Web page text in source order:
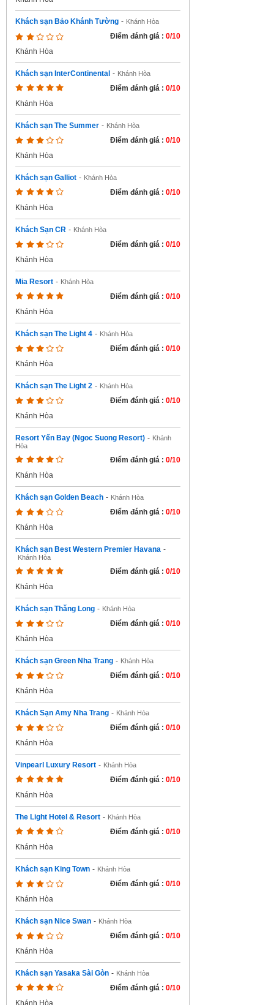
Khách sạn Bảo Khánh Tường - Khánh Hòa
Điểm đánh giá : 0/10
Khánh Hòa
Khách sạn InterContinental - Khánh Hòa
Điểm đánh giá : 0/10
Khánh Hòa
Khách sạn The Summer - Khánh Hòa
Điểm đánh giá : 0/10
Khánh Hòa
Khách sạn Galliot - Khánh Hòa
Điểm đánh giá : 0/10
Khánh Hòa
Khách Sạn CR - Khánh Hòa
Điểm đánh giá : 0/10
Khánh Hòa
Mia Resort - Khánh Hòa
Điểm đánh giá : 0/10
Khánh Hòa
Khách sạn The Light 4 - Khánh Hòa
Điểm đánh giá : 0/10
Khánh Hòa
Khách sạn The Light 2 - Khánh Hòa
Điểm đánh giá : 0/10
Khánh Hòa
Resort Yến Bay (Ngoc Suong Resort) - Khánh
Hòa
Điểm đánh giá : 0/10
Khánh Hòa
Khách sạn Golden Beach - Khánh Hòa
Điểm đánh giá : 0/10
Khánh Hòa
Khách sạn Best Western Premier Havana -
Khánh Hòa
Điểm đánh giá : 0/10
Khánh Hòa
Khách sạn Thăng Long - Khánh Hòa
Điểm đánh giá : 0/10
Khánh Hòa
Khách sạn Green Nha Trang - Khánh Hòa
Điểm đánh giá : 0/10
Khánh Hòa
Khách Sạn Amy Nha Trang - Khánh Hòa
Điểm đánh giá : 0/10
Khánh Hòa
Vinpearl Luxury Resort - Khánh Hòa
Điểm đánh giá : 0/10
Khánh Hòa
The Light Hotel & Resort - Khánh Hòa
Điểm đánh giá : 0/10
Khánh Hòa
Khách sạn King Town - Khánh Hòa
Điểm đánh giá : 0/10
Khánh Hòa
Khách sạn Nice Swan - Khánh Hòa
Điểm đánh giá : 0/10
Khánh Hòa
Khách sạn Yasaka Sài Gòn - Khánh Hòa
Điểm đánh giá : 0/10
Khánh Hòa